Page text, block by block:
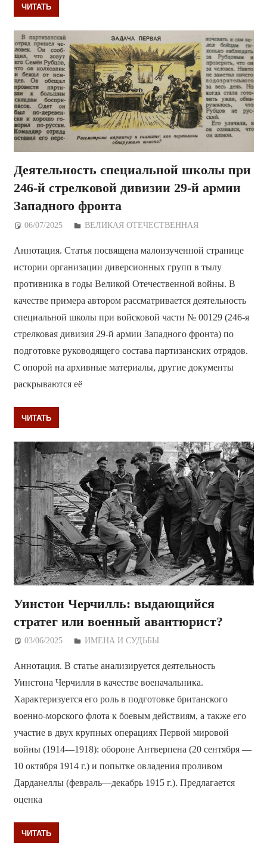
ЧИТАТЬ
Деятельность специальной школы при
246-й стрелковой дивизии 29-й армии
Западного фронта
06/07/2025 Дежурный по Редакции
ВЕЛИКАЯ ОТЕЧЕСТВЕННАЯ
Аннотация. Статья посвящена малоизученной странице
истории организации диверсионных групп в тылу
противника в годы Великой Отечественной войны. В
качестве примера автором рассматривается деятельность
специальной школы при войсковой части № 00129 (246-я
стрелковая дивизия 29-й армии Западного фронта) по
подготовке руководящего состава партизанских отрядов.
С опорой на архивные материалы, другие документы
раскрываются её
ЧИТАТЬ
Уинстон Черчилль: выдающийся
стратег или военный авантюрист?
03/06/2025 Дежурный по Редакции
ИМЕНА И СУДЬБЫ
Аннотация. В статье анализируется деятельность
Уинстона Черчилля в качестве военачальника.
Характеризуется его роль в подготовке британского
военно-морского флота к боевым действиям, а также его
участие в двух крупных операциях Первой мировой
войны (1914—1918): обороне Антверпена (20 сентября —
10 октября 1914 г.) и попытке овладения проливом
Дарданеллы (февраль—декабрь 1915 г.). Предлагается
оценка
ЧИТАТЬ